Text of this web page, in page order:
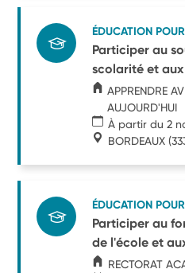
ÉDUCATION
Participer au
scolarité et
APPRENDRE
AUJOURD'HUI
À partir du 2
BORDEAUX
ÉDUCATION
Participer au
de l'école et
RECTORAT